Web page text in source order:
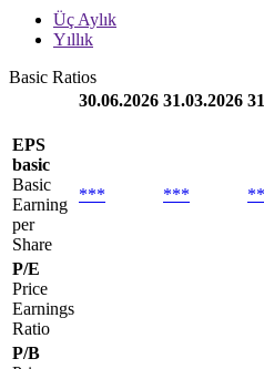
Üç Aylık
Yıllık
Basic Ratios
30.06.2026 31.03.2026
EPS
basic
Basic
Earning
per
Share
*** ***
P/E
Price
Earnings
Ratio
P/B